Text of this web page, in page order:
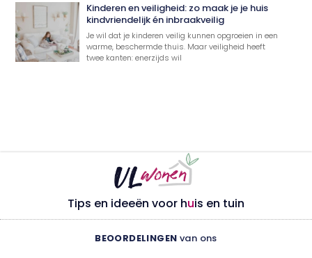
Kinderen en veiligheid: zo maak je je huis
kindvriendelijk én inbraakveilig
Je wil dat je kinderen veilig kunnen opgroeien in een
warme, beschermde thuis. Maar veiligheid heeft
twee kanten: enerzijds wil
Tips en ideeën voor huis en tuin
BEOORDELINGEN van ons